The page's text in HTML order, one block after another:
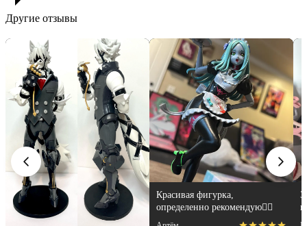
Другие отзывы
Красивая фигурка,
определенно рекомендую👍🏻